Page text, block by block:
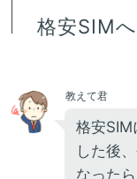
格安SIM
教えて君
格安SIM
した後
なった